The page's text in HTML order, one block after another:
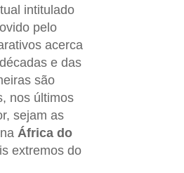
intitulado
pelo
acerca
e das
são
nos últimos
sejam as
África do
extremos do